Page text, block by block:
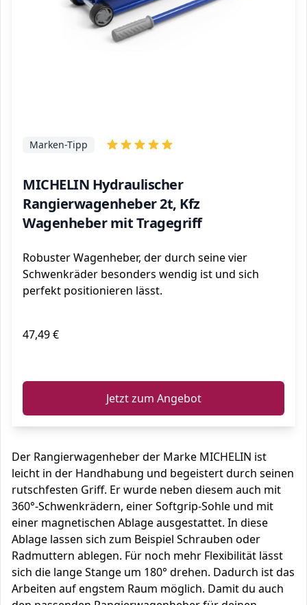
MICHELIN Hydraulischer
Rangierwagenheber 2t, Kfz
Wagenheber mit Tragegriff
Marken-Tipp
Robuster Wagenheber, der durch seine vier
Schwenkräder besonders wendig ist und sich
perfekt positionieren lässt.
47,49 €
Jetzt zum Angebot
Der Rangierwagenheber der Marke MICHELIN ist
leicht in der Handhabung und begeistert durch seinen
rutschfesten Griff. Er wurde neben diesem auch mit
360°-Schwenkrädern, einer Softgrip-Sohle und mit
einer magnetischen Ablage ausgestattet. In diese
Ablage lassen sich zum Beispiel Schrauben oder
Radmuttern ablegen. Für noch mehr Flexibilität lässt
sich die lange Stange um 180° drehen. Dadurch ist das
Arbeiten auf engstem Raum möglich. Damit du auch